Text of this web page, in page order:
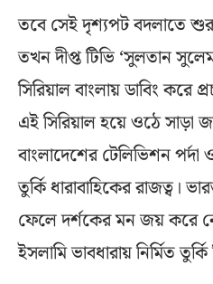
তবে সেই দৃশ্যপট বদলাতে
তখন দীপ্ত টিভি ‘সুলতান
সিরিয়াল বাংলায় ডাবিং করে
এই সিরিয়াল হয়ে ওঠে সাড়া
বাংলাদেশের টেলিভিশন
তুর্কি ধারাবাহিকের রাজত্ব।
ফেলে দর্শকের মন জয় করে
ইসলামি ভাবধারায় নির্মিত